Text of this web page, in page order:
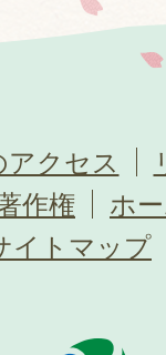
クセス
作権
ホ
イトマップ